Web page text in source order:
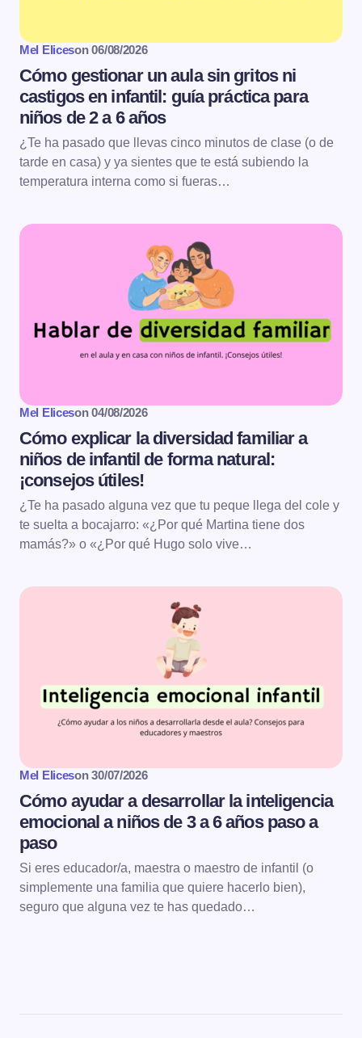
Mel Eliceson 06/08/2026
Cómo gestionar un aula sin gritos ni
castigos en infantil: guía práctica para
niños de 2 a 6 años
¿Te ha pasado que llevas cinco minutos de clase (o de
tarde en casa) y ya sientes que te está subiendo la
temperatura interna como si fueras…
Mel Eliceson 04/08/2026
Cómo explicar la diversidad familiar a
niños de infantil de forma natural:
¡consejos útiles!
¿Te ha pasado alguna vez que tu peque llega del cole y
te suelta a bocajarro: «¿Por qué Martina tiene dos
mamás?» o «¿Por qué Hugo solo vive…
Mel Eliceson 30/07/2026
Cómo ayudar a desarrollar la inteligencia
emocional a niños de 3 a 6 años paso a
paso
Si eres educador/a, maestra o maestro de infantil (o
simplemente una familia que quiere hacerlo bien),
seguro que alguna vez te has quedado…